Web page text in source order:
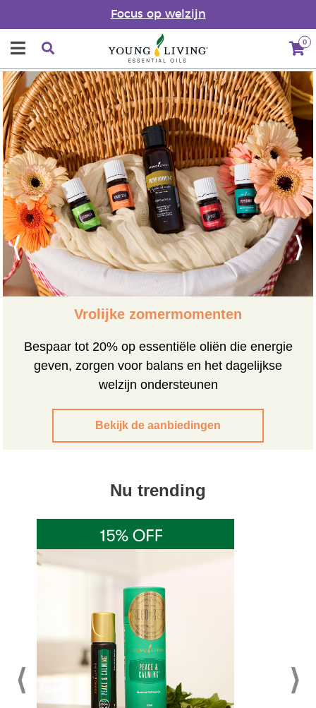
Focus op welzijn
0
Vrolijke zomermomenten
Bespaar tot 20% op essentiële oliën die energie
geven, zorgen voor balans en het dagelijkse
welzijn ondersteunen
Bekijk de aanbiedingen
Previous
Nu trending